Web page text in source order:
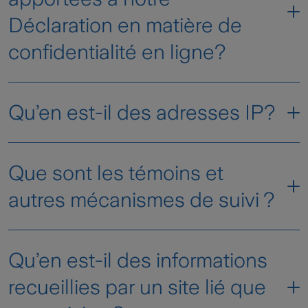
ici
consulter la politique de protection des
renseignements personnels et les modalités
d’utilisation du site en question. Veuillez
Déclaration en matière de
confidentialité en ligne?
Qu’en est-il des adresses IP?
Que sont les témoins et
autres mécanismes de suivi ?
des témoins et d’autres mécanismes de suivi
pour recueillir des informations sur votre
utilisation de notre site ou de nos services en
Qu’en est-il des informations
recueillies par un site lié que